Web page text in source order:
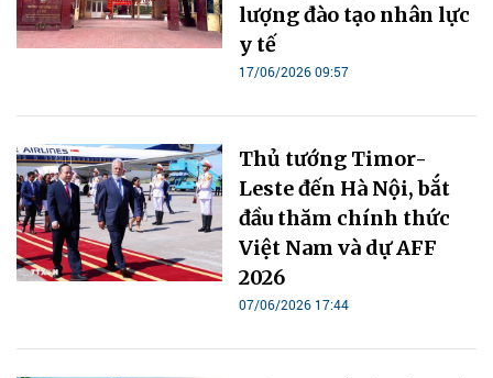
lượng đào tạo nhân lực
y tế
17/06/2026 09:57
Thủ tướng Timor-
Leste đến Hà Nội, bắt
đầu thăm chính thức
Việt Nam và dự AFF
2026
07/06/2026 17:44